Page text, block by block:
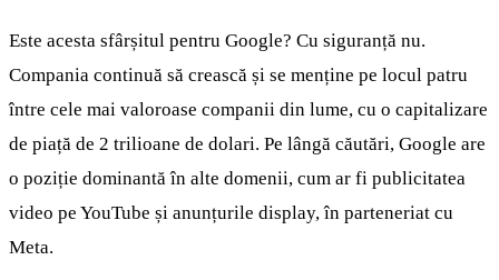
Este acesta sfârșitul pentru Google? Cu siguranță nu.
Compania continuă să crească și se menține pe locul patru
între cele mai valoroase companii din lume, cu o capitalizare
de piață de 2 trilioane de dolari. Pe lângă căutări, Google are
o poziție dominantă în alte domenii, cum ar fi publicitatea
video pe YouTube și anunțurile display, în parteneriat cu
Meta.